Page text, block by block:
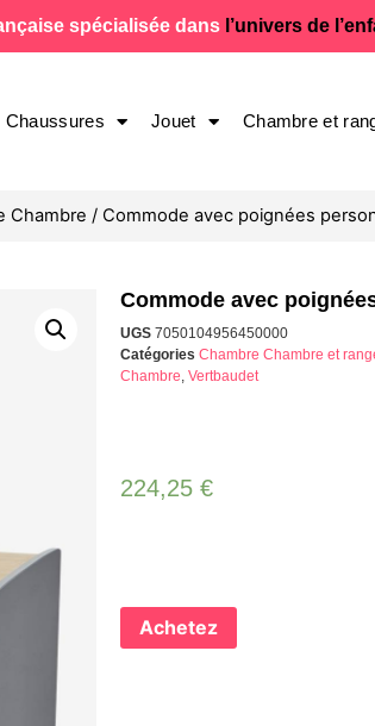
spécialisée dans l’univers de
Chaussures Jouet Chambre et
Chambre / Commode avec poignées
Commode avec
UGS 7050104956450000
Catégories Chambre Chambre et
Chambre, Vertbaudet
224,25 €
Achetez